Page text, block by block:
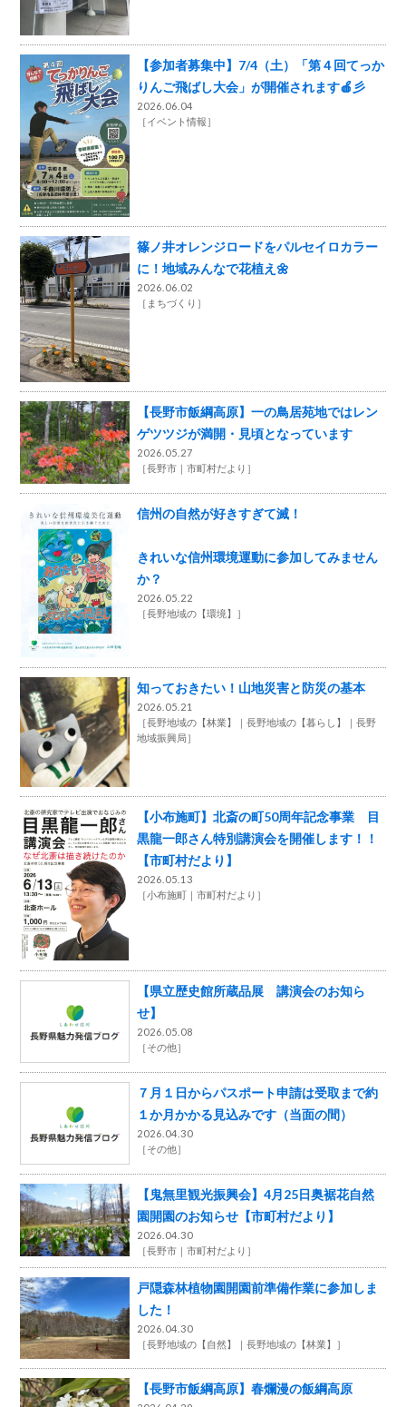
【参加者募集中】7/4（土）「第４回てっか
りんご飛ばし大会」が開催されます🍎彡
2026.06.04
［イベント情報］
篠ノ井オレンジロードをパルセイロカラー
に！地域みんなで花植え🌼
2026.06.02
［ まちづくり ］
【長野市飯綱高原】一の鳥居苑地ではレン
ゲツツジが満開・見頃となっています
2026.05.27
［長野市 市町村だより ］
信州の自然が好きすぎて滅！
きれいな信州環境運動に参加してみません
か？
2026.05.22
［長野地域の【環境】 ］
知っておきたい！山地災害と防災の基本
2026.05.21
［長野地域の【林業】 長野地域の【暮らし】
長野
地域振興局］
【小布施町】北斎の町50周年記念事業 目
黒龍一郎さん特別講演会を開催します！！
【市町村だより】
2026.05.13
［小布施町 市町村だより ］
【県立歴史館所蔵品展 講演会のお知ら
せ】
2026.05.08
［その他］
７月１日からパスポート申請は受取まで約
１か月かかる見込みです（当面の間）
2026.04.30
［その他］
【鬼無里観光振興会】4月25日奥裾花自然
園開園のお知らせ【市町村だより】
2026.04.30
［長野市 市町村だより ］
戸隠森林植物園開園前準備作業に参加しま
した！
2026.04.30
［長野地域の【自然】 長野地域の【林業】 ］
【長野市飯綱高原】春爛漫の飯綱高原